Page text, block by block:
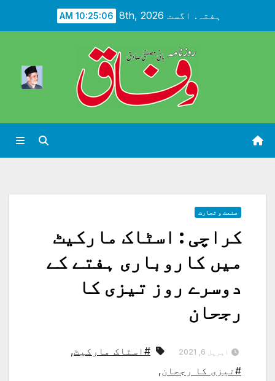
ہفتہ. اگست 8th, 2026 10:25:08 AM
صنعت و تجارت
کراچی : اسٹاک مارکیٹ
میں کاروباری ہفتے کے
دوسرے روز تیزی کا
رجحان
اپریل 6, 2021 #اسٹاک مارکیٹ,
#تیزی کا رجحان,